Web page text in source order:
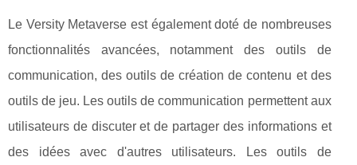
Le Versity Metaverse est également doté de nombreuses
fonctionnalités avancées, notamment des outils de
communication, des outils de création de contenu et des
outils de jeu. Les outils de communication permettent aux
utilisateurs de discuter et de partager des informations et
des idées avec d'autres utilisateurs. Les outils de